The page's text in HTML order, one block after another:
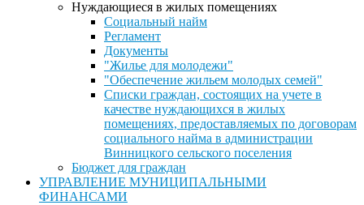
Нуждающиеся в жилых помещениях
Социальный найм
Регламент
Документы
"Жилье для молодежи"
"Обеспечение жильем молодых семей"
Списки граждан, состоящих на учете в
качестве нуждающихся в жилых
помещениях, предоставляемых по договорам
социального найма в администрации
Винницкого сельского поселения
Бюджет для граждан
УПРАВЛЕНИЕ МУНИЦИПАЛЬНЫМИ
ФИНАНСАМИ